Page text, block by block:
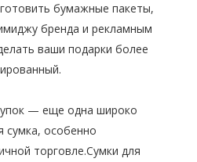
бумажные пакеты,
бренда и рекламным
ваши подарки более
— еще одна широко
сумка, особенно
торговле.Сумки для